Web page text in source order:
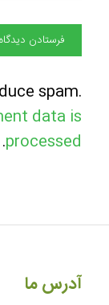
spam.
data is
processed
.
آدرس ما